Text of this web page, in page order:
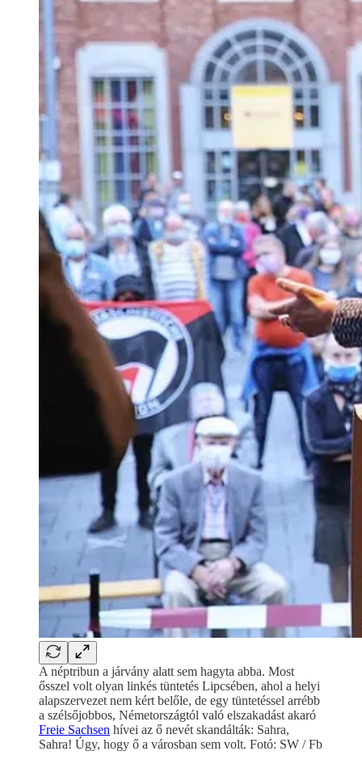
A néptribun a járvány alatt sem hagyta abba. Most
ősszel volt olyan linkés tüntetés Lipcsében, ahol a helyi
alapszervezet nem kért belőle, de egy tüntetéssel arrébb
a szélsőjobbos, Németországtól való elszakadást akaró
Freie Sachsen hívei az ő nevét skandálták: Sahra,
Sahra! Úgy, hogy ő a városban sem volt. Fotó: SW / Fb